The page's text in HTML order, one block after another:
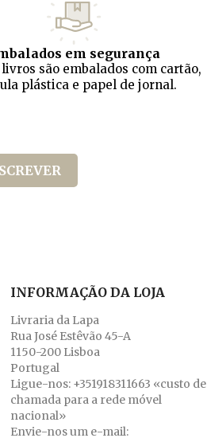
em segurança
livros são embalados com cartão,
plástica e papel de jornal.
INFORMAÇÃO DA LOJA
Livraria da Lapa
Rua José Estêvão 45-A
1150-200 Lisboa
Portugal
Ligue-nos: +351918311663 «custo de
chamada para a rede móvel
nacional»
Envie-nos um e-mail: